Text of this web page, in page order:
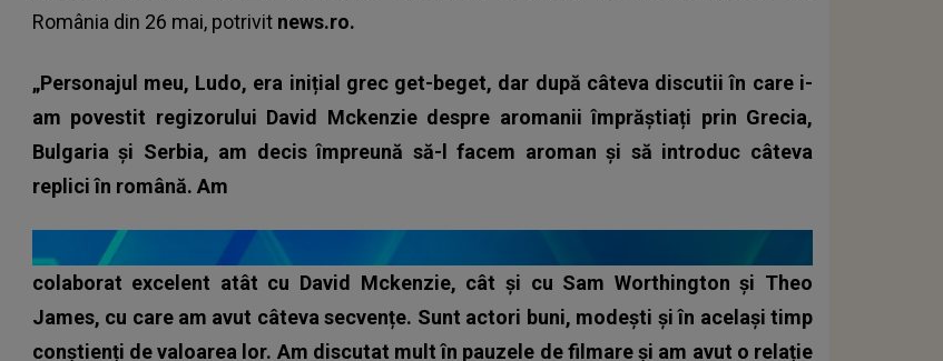
România din 26 mai, potrivit news.ro.
„Personajul meu, Ludo, era inițial grec get-beget, dar după câteva discutii în care i-
am povestit regizorului David Mckenzie despre aromanii împrăștiați prin Grecia,
Bulgaria și Serbia, am decis împreună să-l facem aroman și să introduc câteva
replici în română. Am
colaborat excelent atât cu David Mckenzie, cât și cu Sam Worthington și Theo
James, cu care am avut câteva secvențe. Sunt actori buni, modești și în același timp
conștienți de valoarea lor. Am discutat mult în pauzele de filmare și am avut o relație